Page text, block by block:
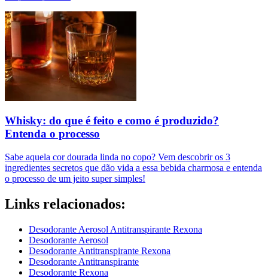
Whisky: do que é feito e como é produzido?
Entenda o processo
Sabe aquela cor dourada linda no copo? Vem descobrir os 3
ingredientes secretos que dão vida a essa bebida charmosa e entenda
o processo de um jeito super simples!
Links relacionados:
Desodorante Aerosol Antitranspirante Rexona
Desodorante Aerosol
Desodorante Antitranspirante Rexona
Desodorante Antitranspirante
Desodorante Rexona